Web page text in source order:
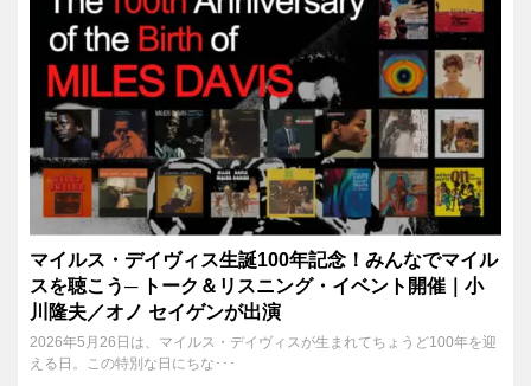
マイルス・デイヴィス生誕100年記念！みんなでマイル
スを聴こう─ トーク＆リスニング・イベント開催｜小
川隆夫／オノ セイゲンが出演
2026年5月26日は、マイルス・デイヴィスが生まれてちょうど100年を迎
える日。この特別な日にちな･･･